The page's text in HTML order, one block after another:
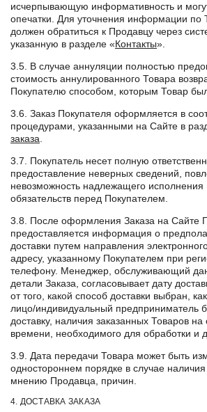
исчерпывающую информативность и
опечатки. Для уточнения информации по
должен обратиться к Продавцу через
указанную в разделе «Контакты».
3.5. В случае аннуляции полностью
стоимость аннулированного Товара
Покупателю способом, которым Товар
3.6. Заказ Покупателя оформляется в
процедурами, указанными на Сайте в
заказа
3.7. Покупатель несет полную
предоставление неверных сведений,
невозможность надлежащего
обязательств перед Покупателем.
3.8. После оформления Заказа на Сайте
предоставляется информация о
доставки путем направления
адресу, указанному Покупателем при
телефону. Менеджер, обслуживающий
детали Заказа, согласовывает дату
от того, какой способ доставки выбран,
лицо/индивидуальный предприниматель
доставку, наличия заказанных Товаров
времени, необходимого для обработки и
3.9. Дата передачи Товара может быть
одностороннем порядке в случае
мнению Продавца, причин.
4. ДОСТАВКА ЗАКАЗА